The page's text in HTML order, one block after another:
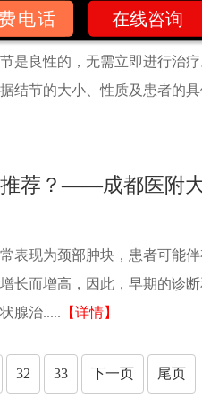
附大甲状腺医院
是良性的，无需立即进行治
结节的大小、性质及患者的
荐？——成都医附
表现为颈部肿块，患者可能伴
长而增高，因此，早期的诊
腺治..... 【详情】
32 33 下一页 尾页
电话 在线咨询